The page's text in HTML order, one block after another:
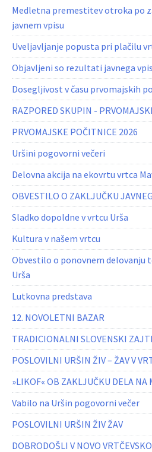
Medletna premestitev otroka po
javnem vpisu
Uveljavljanje popusta pri plačilu
Objavljeni so rezultati javnega
Dosegljivost v času prvomajskih
RAZPORED SKUPIN -
PRVOMAJSKE POČITNICE 2026
Uršini pogovorni večeri
Delovna akcija na ekovrtu vrtca
OBVESTILO O ZAKLJUČKU
Sladko dopoldne v vrtcu Urša
Kultura v našem vrtcu
Obvestilo o ponovnem delovanju
Urša
Lutkovna predstava
12. NOVOLETNI BAZAR
TRADICIONALNI SLOVENSKI
POSLOVILNI URŠIN ŽIV – ŽAV V
»LIKOF« OB ZAKLJUČKU DELA NA
Vabilo na Uršin pogovorni večer
POSLOVILNI URŠIN ŽIV ŽAV
DOBRODOŠLI V NOVO